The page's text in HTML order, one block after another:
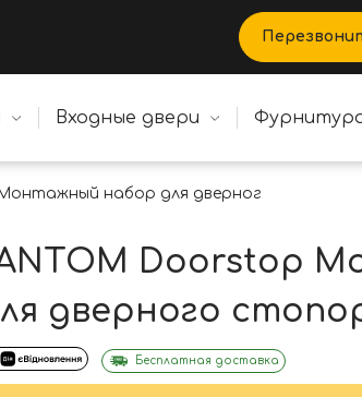
Входные двери
набор для дверного стопора
Doorstop
дверного
Бесплатная доставка